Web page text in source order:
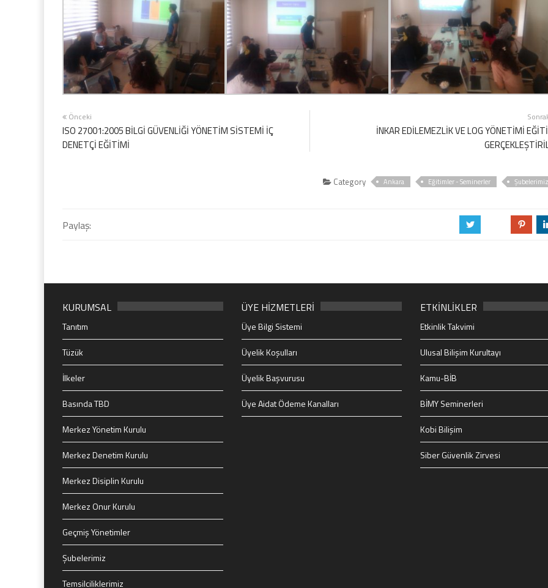
Önceki
ISO 27001:2005 BİLGİ GÜVENLİĞİ YÖNETİM SİSTEMİ İÇ
DENETÇİ EĞİTİMİ
İNKAR EDİLEMEZLİK VE LOG YÖNETİMİ
Category Ankara Eğitimler - Seminerler
Paylaş: a d
KURUMSAL
Tanıtım
Tüzük
İlkeler
Basında TBD
Merkez Yönetim Kurulu
Merkez Denetim Kurulu
Merkez Disiplin Kurulu
Merkez Onur Kurulu
Geçmiş Yönetimler
Şubelerimiz
Temsilciliklerimiz
ÜYE HİZMETLERİ
Üye Bilgi Sistemi
Üyelik Koşulları
Üyelik Başvurusu
Üye Aidat Ödeme Kanalları
ETKİNLİKLER
Etkinlik Takvimi
Ulusal Bilişim Kurultayı
Kamu-BİB
BİMY Seminerleri
Kobi Bilişim
Siber Güvenlik Zirvesi